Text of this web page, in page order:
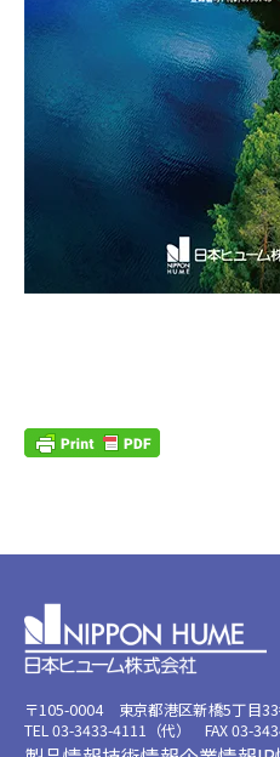
〒105-0004 東京都港区新橋5丁目
TEL 03-3433-4111（代） FAX 03-